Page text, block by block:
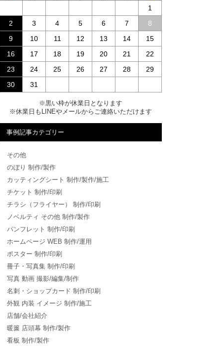
1
2
3 4 5 6 7
8
9
10 11 12 13 14
15
16
17 18 19 20 21
22
23
24 25 26 27 28
29
30
31
※黒い枠が休業日となります
※休業日もLINEやメールからご連絡いただけます
事例記事カテゴリー
その他
のぼり 制作/製作
カッティングシート 制作/製作/施工
チケット 制作/印刷
チラシ（フライヤー） 制作/印刷
ノベルティ その他 制作/製作
パンフレット 制作/印刷
ホームページ WEB 制作/運用
ポスター 制作/印刷
冊子・写真集 制作/印刷
写真 動画 撮影/編集/制作
名刺・ショップカード 制作/印刷
外観 内装 イメージ 制作/施工
店舗/会社紹介
暖簾 店頭幕 制作/製作
看板 制作/製作